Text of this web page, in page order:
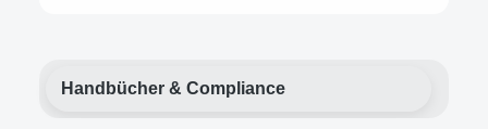
Handbücher & Compliance